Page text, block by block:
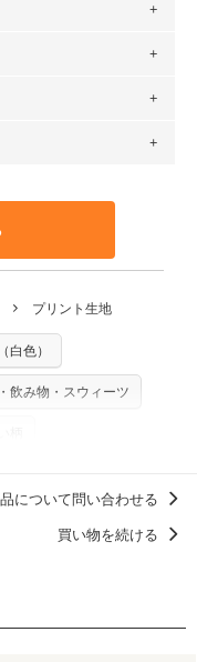
。
つカット希望」など
のみ）
く見る
使用している生地は
（ローン）・コッ
（ツイル）・
）です。
紙は2個までとなりま
送となります。
合は、4～5営業日後
り次第、順次発送
トするため、
購入後
す。思っていた色味
ん。予めご了承くだ
用」といった記載
ての問題、クレーム
ズ）および柄がえ
用できませんのでご
よび型紙を使用して
プリント生地
白色）
飲み物・スウィーツ
について問い合わせる
買い物を続ける